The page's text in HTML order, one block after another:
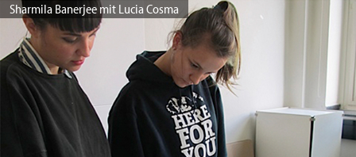
Sharmila Banerjee mit Lucia Cosma